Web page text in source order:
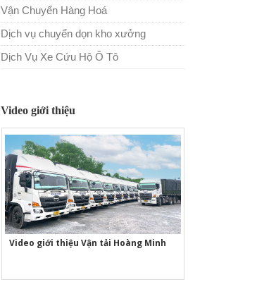
Vận Chuyển Hàng Hoá
Dịch vụ chuyển dọn kho xưởng
Dịch Vụ Xe Cứu Hộ Ô Tô
Video giới thiệu
Video giới thiệu Vận tải Hoàng Minh